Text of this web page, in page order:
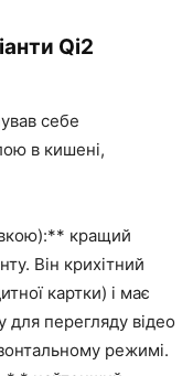
Qi2
себе
в кишені,
кращий
Він крихітний
картки) і має
для перегляду відео
режимі.